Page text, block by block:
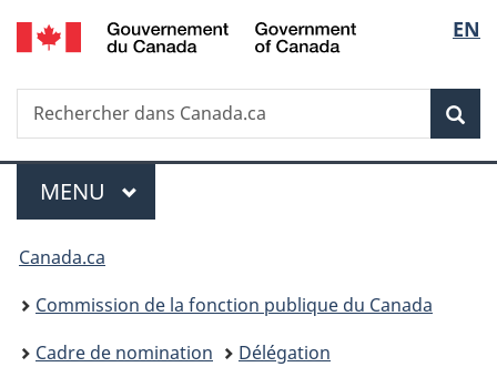
Passer
au
principal
Passer
à
Au
du
Passer
à
version
simplifiée
de
la
EN
Recherche
Rechercher
dans
Menu
MENU PRINCIPAL
Vous
êtes
ici :
Canada.ca
Commission de la fonction publique du Canada
Cadre de nomination
Délégation